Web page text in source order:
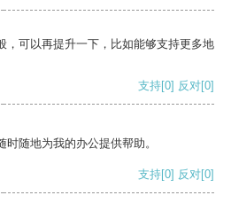
，可以再提升一下，比如能够支持更多地
支持[0] 反对[0]
随地为我的办公提供帮助。
支持[0] 反对[0]